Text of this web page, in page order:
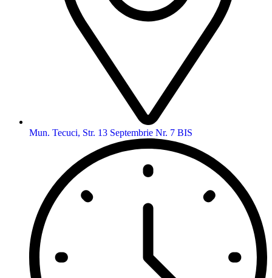
Mun. Tecuci, Str. 13 Septembrie Nr. 7 BIS